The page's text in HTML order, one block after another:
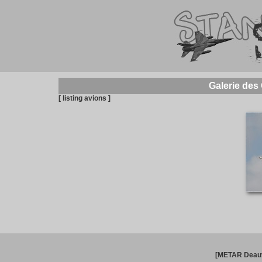
Galerie des
[ listing avions ]
[METAR